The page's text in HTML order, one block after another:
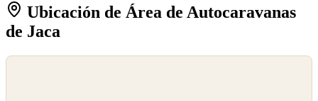
Ubicación de Área de Autocaravanas
de Jaca